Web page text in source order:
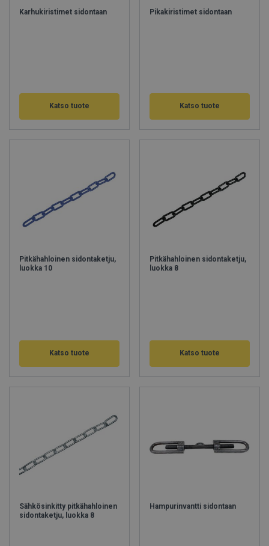
Karhukiristimet sidontaan
Katso tuote
Pikakiristimet sidontaan
Katso tuote
Pitkähahloinen sidontaketju,
luokka 10
Katso tuote
Pitkähahloinen sidontaketju,
luokka 8
Katso tuote
Sähkösinkitty pitkähahloinen
sidontaketju, luokka 8
Hampurinvantti sidontaan